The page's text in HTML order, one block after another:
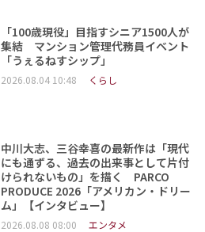
「100歳現役」目指すシニア1500人が
集結 マンション管理代務員イベント
「うぇるねすシップ」
2026.08.04 10:48 くらし
中川大志、三谷幸喜の最新作は「現代
にも通ずる、過去の出来事として片付
けられないもの」を描く PARCO
PRODUCE 2026「アメリカン・ドリー
ム」【インタビュー】
2026.08.08 08:00 エンタメ